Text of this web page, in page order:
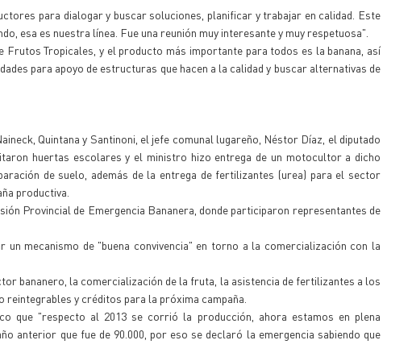
para dialogar y buscar soluciones, planificar y trabajar en calidad. Este
esa es nuestra línea. Fue una reunión muy interesante y muy respetuosa".
Tropicales, y el producto más importante para todos es la banana, así
para apoyo de estructuras que hacen a la calidad y buscar alternativas de
Quintana y Santinoni, el jefe comunal lugareño, Néstor Díaz, el diputado
huertas escolares y el ministro hizo entrega de un motocultor a dicho
de suelo, además de la entrega de fertilizantes (urea) para el sector
productiva.
Provincial de Emergencia Bananera, donde participaron representantes de
mecanismo de "buena convivencia" en torno a la comercialización con la
bananero, la comercialización de la fruta, la asistencia de fertilizantes a los
y créditos para la próxima campaña.
que "respecto al 2013 se corrió la producción, ahora estamos en plena
anterior que fue de 90.000, por eso se declaró la emergencia sabiendo que